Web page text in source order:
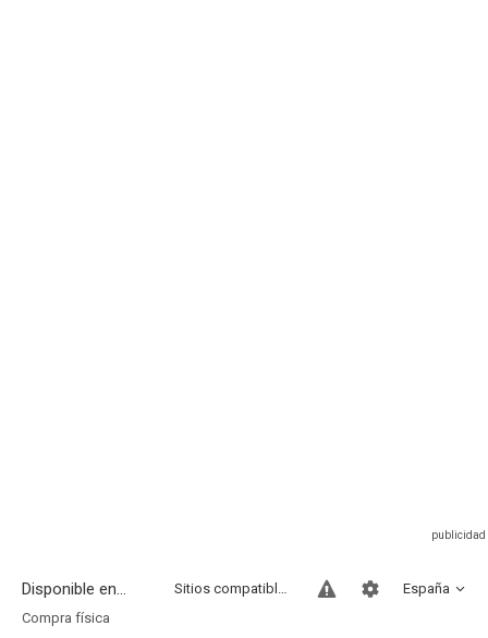
Disponible en... España
Sitios compatibles
Compra física